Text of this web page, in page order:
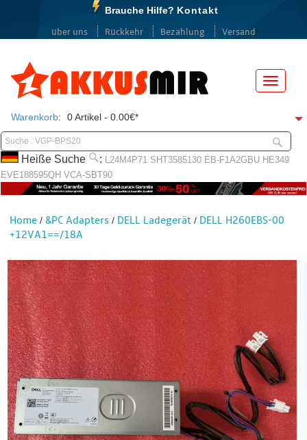
Brauche Hilfe? Kontakt
über uns
Rückkehr Bezahlung Versand
Menü
Warenkorb: 0 Artikel - 0.00€*
Heiße Suche : L24M4P71 SHT3585130 EB-F1A2GBU HE349
EVE188595QH VCA-SBT90
Home /&PC Adapters / DELL Ladegerät / DELL H260EBS-00
+12VA1==/18A